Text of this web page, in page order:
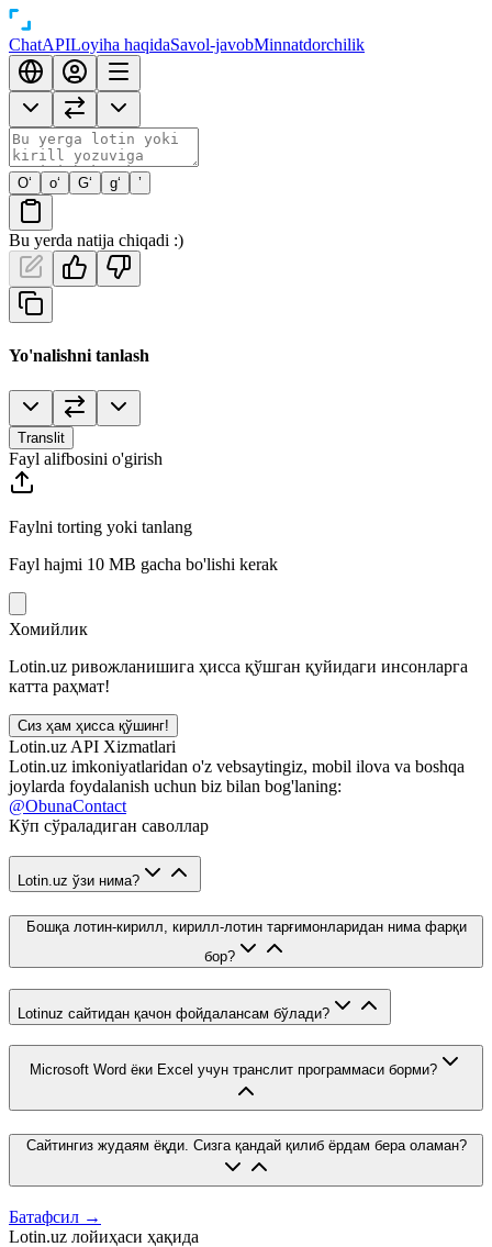
ChatAPILoyiha haqidaSavol-javobMinnatdorchilik
O‘ o‘ G‘ g‘ ’
Bu yerda natija chiqadi :)
Yo'nalishni tanlash
Translit
Fayl alifbosini o'girish
Faylni torting yoki tanlang
Fayl hajmi 10 MB gacha bo'lishi kerak
Хомийлик
Lotin.uz ривожланишига ҳисса қўшган қуйидаги инсонларга
катта раҳмат!
Сиз ҳам ҳисса қўшинг!
Lotin.uz API Xizmatlari
Lotin.uz imkoniyatlaridan o'z vebsaytingiz, mobil ilova va boshqa
joylarda foydalanish uchun biz bilan bog'laning:
@ObunaContact
Кўп сўраладиган саволлар
Lotin.uz ўзи нима?
Бошқа лотин-кирилл, кирилл-лотин тарғимонларидан нима фарқи
бор?
Lotinuz сайтидан қачон фойдалансам бўлади?
Microsoft Word ёки Excel учун транслит программаси борми?
Сайтингиз жудаям ёқди. Сизга қандай қилиб ёрдам бера оламан?
Батафсил →
Lotin.uz лойиҳаси ҳақида